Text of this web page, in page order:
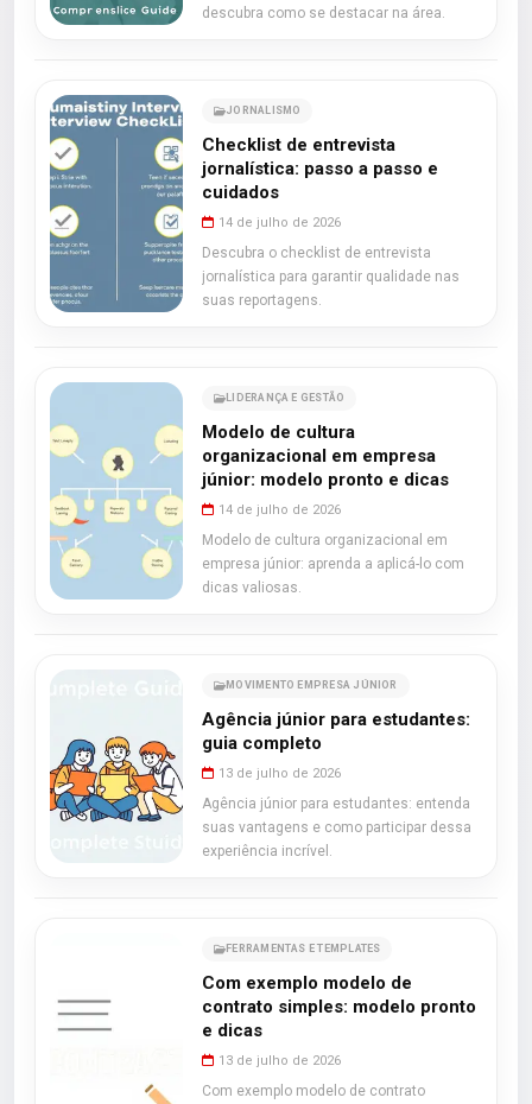
descubra como se destacar na área.
JORNALISMO
Checklist de entrevista
jornalística: passo a passo e
cuidados
14 de julho de 2026
Descubra o checklist de entrevista
jornalística para garantir qualidade nas
suas reportagens.
LIDERANÇA E GESTÃO
Modelo de cultura
organizacional em empresa
júnior: modelo pronto e dicas
14 de julho de 2026
Modelo de cultura organizacional em
empresa júnior: aprenda a aplicá-lo com
dicas valiosas.
MOVIMENTO EMPRESA JÚNIOR
Agência júnior para estudantes:
guia completo
13 de julho de 2026
Agência júnior para estudantes: entenda
suas vantagens e como participar dessa
experiência incrível.
FERRAMENTAS E TEMPLATES
Com exemplo modelo de
contrato simples: modelo pronto
e dicas
13 de julho de 2026
Com exemplo modelo de contrato